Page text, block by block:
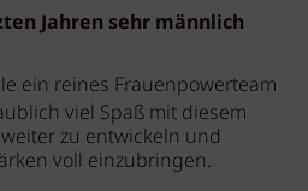
Jahren sehr männlich
ein reines Frauenpowerteam
viel Spaß mit diesem
zu entwickeln und
voll einzubringen.